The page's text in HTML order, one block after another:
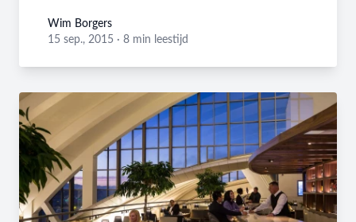
Wim Borgers
Wim Borgers
15 sep., 2015 · 8 min leestijd